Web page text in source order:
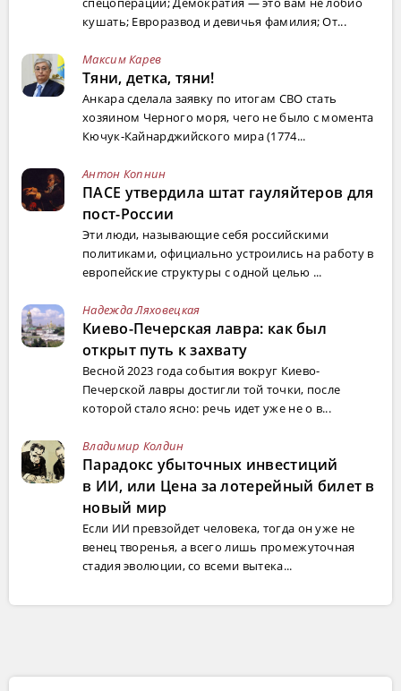
кушать; Евроразвод и девичья фамилия; От...
Максим Карев
Тяни, детка, тяни!
Анкара сделала заявку по итогам СВО стать
хозяином Черного моря, чего не было с момента
Кючук-Кайнарджийского мира (1774...
Антон Копнин
ПАСЕ утвердила штат гауляйтеров для
пост-России
Эти люди, называющие себя российскими
политиками, официально устроились на работу в
европейские структуры с одной целью ...
Надежда Ляховецкая
Киево-Печерская лавра: как был
открыт путь к захвату
Весной 2023 года события вокруг Киево-
Печерской лавры достигли той точки, после
которой стало ясно: речь идет уже не о в...
Владимир Колдин
Парадокс убыточных инвестиций
в ИИ, или Цена за лотерейный билет в
новый мир
Если ИИ превзойдет человека, тогда он уже не
венец творенья, а всего лишь промежуточная
стадия эволюции, со всеми вытека...